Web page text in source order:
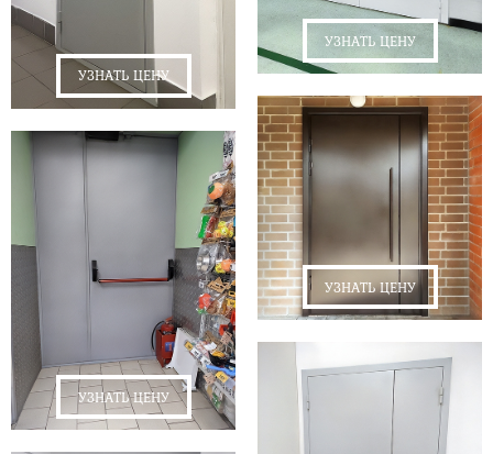
УЗНАТЬ ЦЕНУ
УЗНАТЬ ЦЕНУ
УЗНАТЬ ЦЕНУ
УЗНАТЬ ЦЕНУ